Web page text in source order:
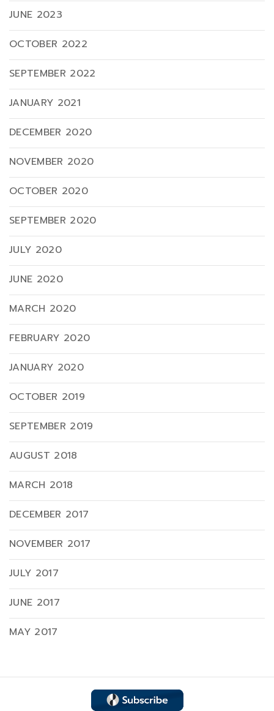
JUNE 2023
OCTOBER 2022
SEPTEMBER 2022
JANUARY 2021
DECEMBER 2020
NOVEMBER 2020
OCTOBER 2020
SEPTEMBER 2020
JULY 2020
JUNE 2020
MARCH 2020
FEBRUARY 2020
JANUARY 2020
OCTOBER 2019
SEPTEMBER 2019
AUGUST 2018
MARCH 2018
DECEMBER 2017
NOVEMBER 2017
JULY 2017
JUNE 2017
MAY 2017